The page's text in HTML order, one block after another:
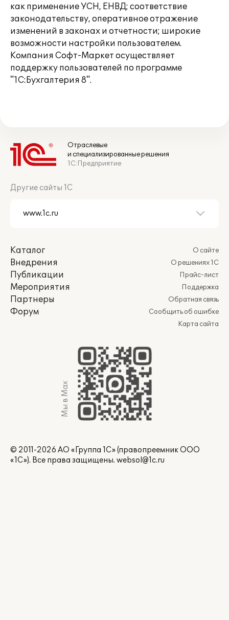
как применение УСН, ЕНВД; соответствие
законодательству, оперативное отражение
изменений в законах и отчетности; широкие
возможности настройки пользователем.
Компания Софт-Маркет осуществляет
поддержку пользователей по программе
"1С:Бухгалтерия 8".
Отраслевые
и специализированные решения
1С:Предприятие
Другие сайты 1С
Каталог
Внедрения
Публикации
Мероприятия
Партнеры
Форум
О сайте
О решениях 1С
Прайс-лист
Поддержка
Обратная связь
Сообщить об ошибке
Карта сайта
Мы в Max
© 2011-2026 АО «Группа 1С» (правопреемник ООО
«1С»). Все права защищены. websol@1c.ru